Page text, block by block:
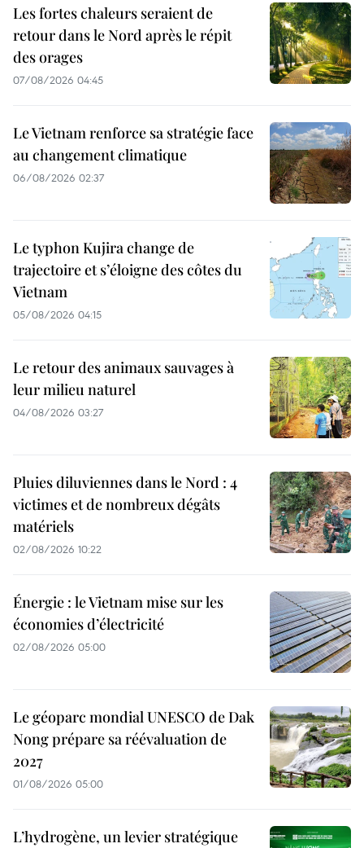
Les fortes chaleurs seraient de
retour dans le Nord après le répit
des orages
07/08/2026 04:45
Le Vietnam renforce sa stratégie face
au changement climatique
06/08/2026 02:37
Le typhon Kujira change de
trajectoire et s’éloigne des côtes du
Vietnam
05/08/2026 04:15
Le retour des animaux sauvages à
leur milieu naturel
04/08/2026 03:27
Pluies diluviennes dans le Nord : 4
victimes et de nombreux dégâts
matériels
02/08/2026 10:22
Énergie : le Vietnam mise sur les
économies d’électricité
02/08/2026 05:00
Le géoparc mondial UNESCO de Dak
Nong prépare sa réévaluation de
2027
01/08/2026 05:00
L’hydrogène, un levier stratégique